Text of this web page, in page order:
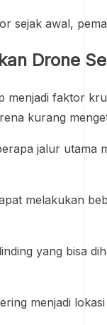
sejak awal,
Drone
menjadi faktor
kurang
jalur
melakukan
yang bisa
menjadi